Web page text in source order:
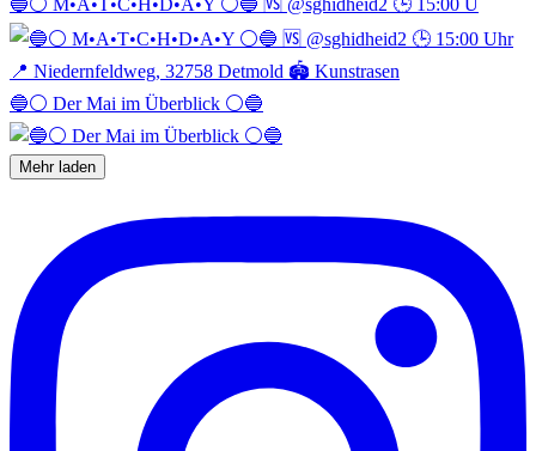
🔵⚪️ Der Mai im Überblick ⚪️🔵
Mehr laden